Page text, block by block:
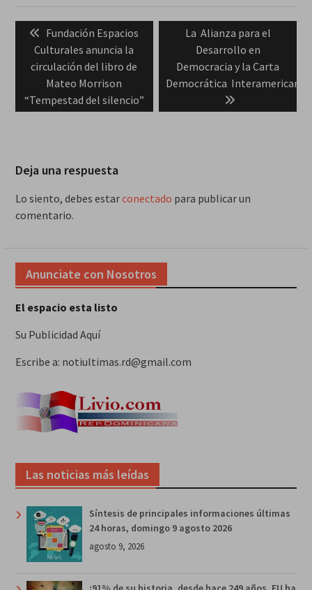
Navegación
entradas
Previous
post:
Fundación Espacios
Culturales anuncia la
circulación del libro de
Mateo Morrison
“Tempestad del silencio”
Next
post:
La Alianza para el
Desarrollo en
Democracia y la Carta
Democrática Interamericana
Deja una respuesta
Lo siento, debes estarconectado para publicar un
comentario.
Anunciate con Nosotros
El espacio esta listo
Su Publicidad Aquí
Escribe a: notiultimas.rd@gmail.com
Las noticias más leídas
Síntesis de principales informaciones últimas
24 horas, domingo 9 agosto 2026
agosto 9, 2026